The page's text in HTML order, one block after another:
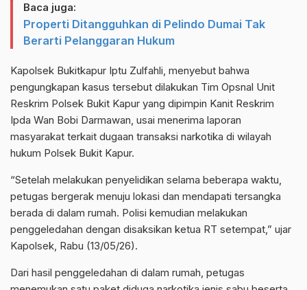
Baca juga:
Properti Ditangguhkan di Pelindo Dumai Tak
Berarti Pelanggaran Hukum
Kapolsek Bukitkapur Iptu Zulfahli, menyebut bahwa
pengungkapan kasus tersebut dilakukan Tim Opsnal Unit
Reskrim Polsek Bukit Kapur yang dipimpin Kanit Reskrim
Ipda Wan Bobi Darmawan, usai menerima laporan
masyarakat terkait dugaan transaksi narkotika di wilayah
hukum Polsek Bukit Kapur.
“Setelah melakukan penyelidikan selama beberapa waktu,
petugas bergerak menuju lokasi dan mendapati tersangka
berada di dalam rumah. Polisi kemudian melakukan
penggeledahan dengan disaksikan ketua RT setempat,” ujar
Kapolsek, Rabu (13/05/26).
Dari hasil penggeledahan di dalam rumah, petugas